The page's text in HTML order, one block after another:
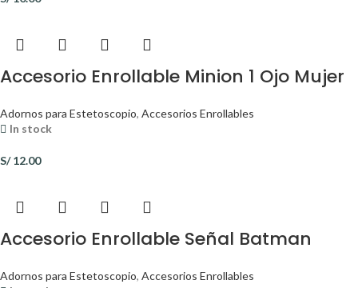
Accesorio Enrollable Minion 1 Ojo Mujer
Adornos para Estetoscopio, Accesorios Enrollables
In stock
S/12.00
Accesorio Enrollable Señal Batman
Adornos para Estetoscopio, Accesorios Enrollables